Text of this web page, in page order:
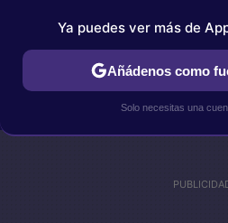
IPHONE TUTORIALES
Ya puedes ver más de
Añádenos como
Solo necesitas una